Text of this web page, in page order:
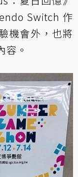
Switch 作
機會外，也將
容。